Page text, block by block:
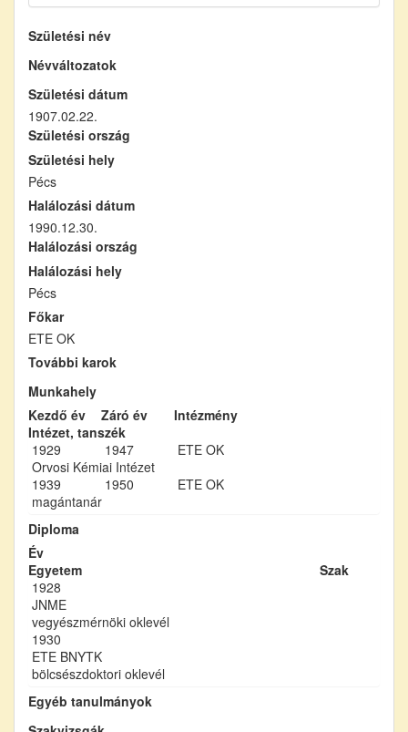
Születési név
Névváltozatok
Születési dátum
1907.02.22.
Születési ország
Születési hely
Pécs
Halálozási dátum
1990.12.30.
Halálozási ország
Halálozási hely
Pécs
Főkar
ETE OK
További karok
Munkahely
Kezdő év
Záró év
Intézmény
Intézet, tanszék
1929
1947
ETE OK
Orvosi Kémiai Intézet
1939
1950
ETE OK
magántanár
Diploma
Év
Egyetem
Szak
1928
JNME
vegyészmérnöki oklevél
1930
ETE BNYTK
bölcsészdoktori oklevél
Egyéb tanulmányok